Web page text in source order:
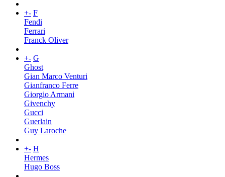
+- F
Fendi
Ferrari
Franck Oliver
+- G
Ghost
Gian Marco Venturi
Gianfranco Ferre
Giorgio Armani
Givenchy
Gucci
Guerlain
Guy Laroche
+- H
Hermes
Hugo Boss